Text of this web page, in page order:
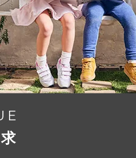
にならないこ
いやすいこと
QBU構造なので
ルも楽々収納。
筒も給食セットも
ポケットは、右
れ防止機
でカチッと鍵が
でくれる安全な